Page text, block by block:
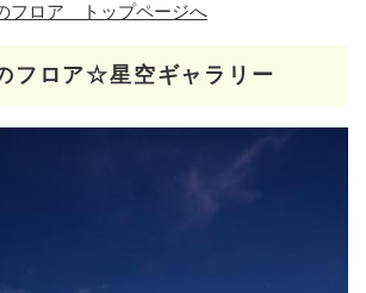
フロア トップページへ
フロア☆星空ギャラリー